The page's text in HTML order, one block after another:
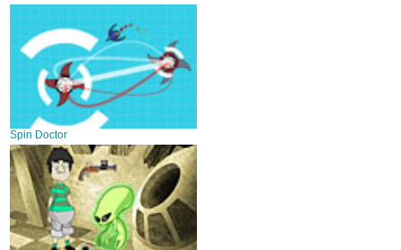
Spin Doctor